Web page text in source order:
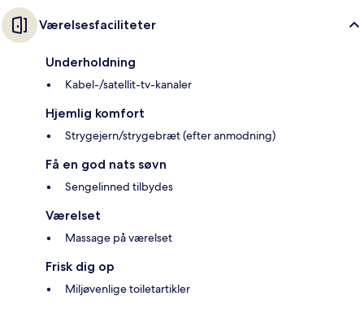
Værelsesfaciliteter
Underholdning
Kabel-/satellit-tv-kanaler
Hjemlig komfort
Strygejern/strygebræt (efter anmodning)
Få en god nats søvn
Sengelinned tilbydes
Værelset
Massage på værelset
Frisk dig op
Miljøvenlige toiletartikler